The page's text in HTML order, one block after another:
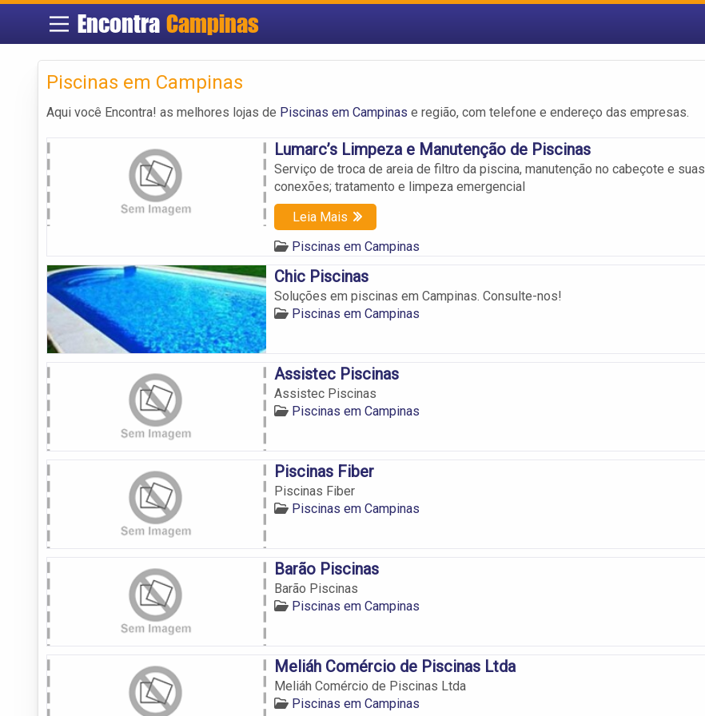
EncontraCampinas
Piscinas em Campinas
Aqui você Encontra! as melhores lojas de Piscinas em Campinas e região, com telefone e endereço das empresas.
Lumarc’s Limpeza e Manutenção de Piscinas
Serviço de troca de areia de filtro da piscina, manutenção no cabeçote e suas
conexões; tratamento e limpeza emergencial
Leia Mais
Piscinas em Campinas
Chic Piscinas
Soluções em piscinas em Campinas. Consulte-nos!
Piscinas em Campinas
Assistec Piscinas
Assistec Piscinas
Piscinas em Campinas
Piscinas Fiber
Piscinas Fiber
Piscinas em Campinas
Barão Piscinas
Barão Piscinas
Piscinas em Campinas
Meliáh Comércio de Piscinas Ltda
Meliáh Comércio de Piscinas Ltda
Piscinas em Campinas